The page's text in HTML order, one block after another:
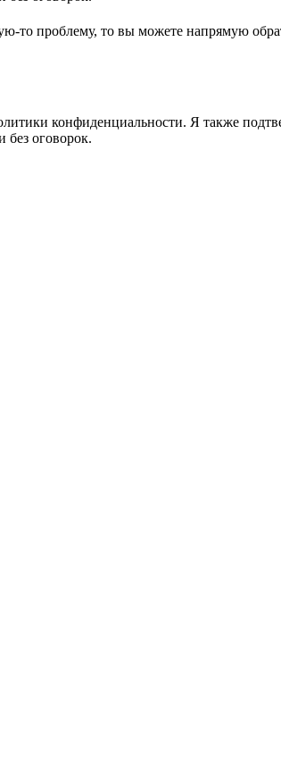
то проблему, то вы можете напрямую
конфиденциальности. Я также
оговорок.